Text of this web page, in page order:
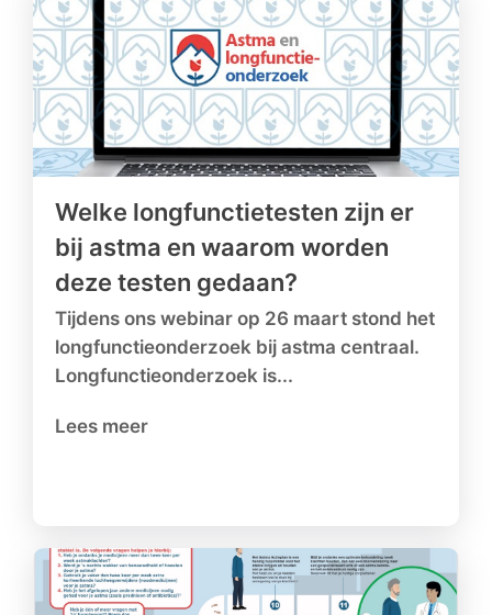
Welke longfunctietesten zijn er
bij astma en waarom worden
deze testen gedaan?
Tijdens ons webinar op 26 maart stond het
longfunctieonderzoek bij astma centraal.
Longfunctieonderzoek is...
Lees meer